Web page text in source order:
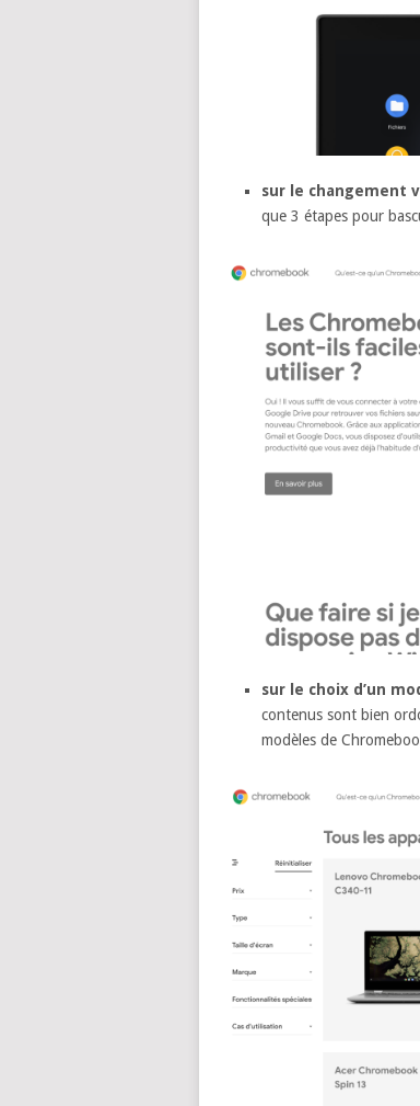
sur le changement
que 3 étapes pour
sur le choix d’un
contenus sont bien
modèles de